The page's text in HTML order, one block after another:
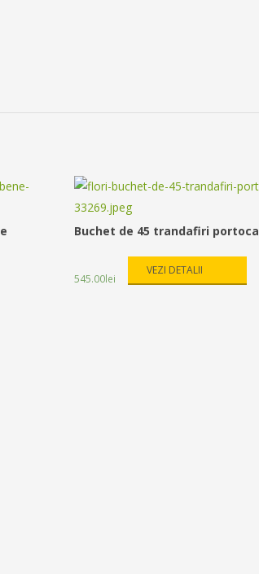
Buchet de 45 trandafiri
545.00lei
VEZI DETALII